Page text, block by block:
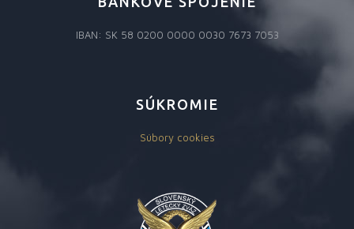
IBAN: SK 58 0200 0000 0030 7673 7053
SÚKROMIE
Súbory cookies